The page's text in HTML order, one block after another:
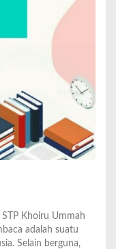
Khoiru Ummah
adalah suatu
Selain berguna,